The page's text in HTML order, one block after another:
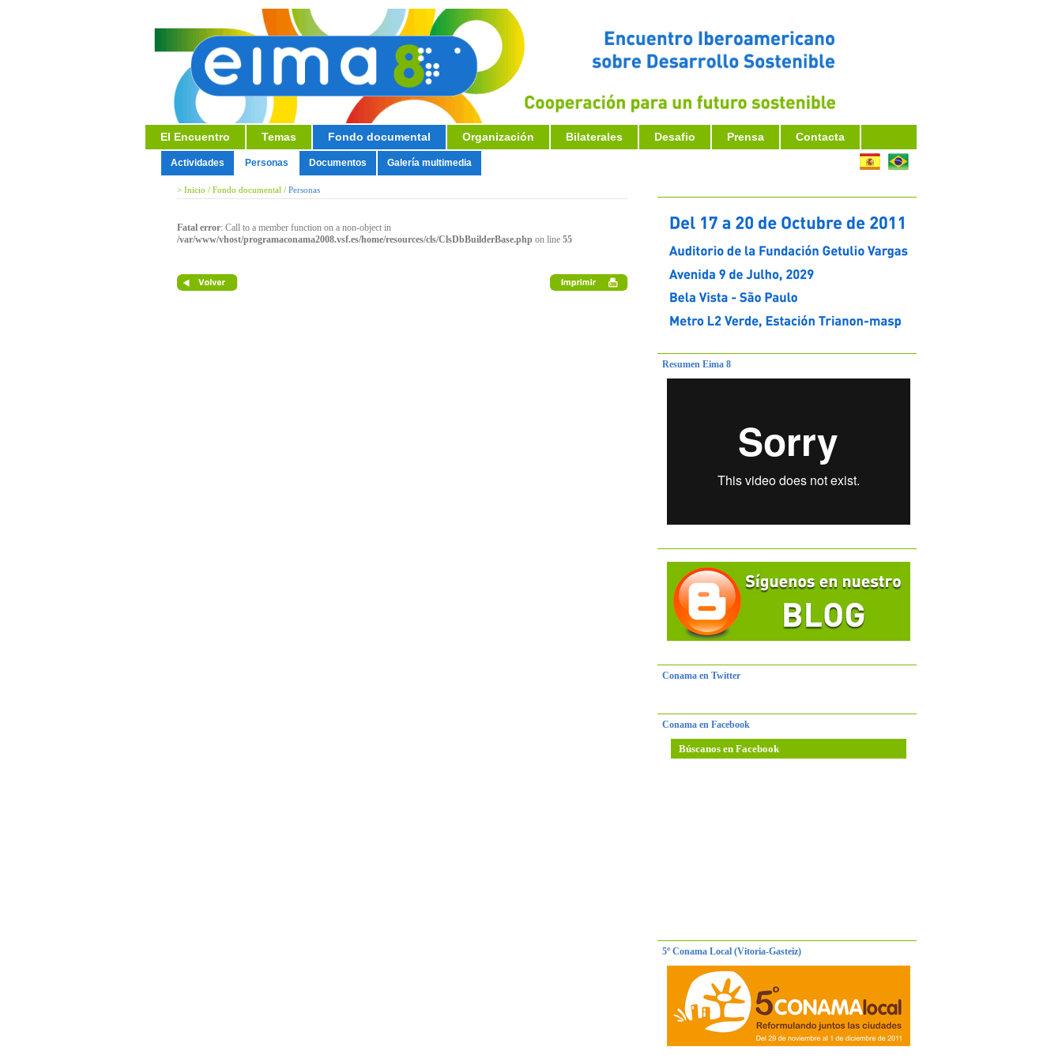
El Encuentro Temas Fondo documental Organización Bilaterales Desafio Prensa Contacta
Actividades Personas Documentos Galería multimedia
Resumen Eima 8
Conama en Twitter
Conama en Facebook
Búscanos en Facebook
5º Conama Local (Vitoria-Gasteiz)
> Inicio / Fondo documental / Personas
Fatal error: Call to a member function on a non-object in
/var/www/vhost/programaconama2008.vsf.es/home/resources/cls/ClsDbBuilderBase.php on line 55